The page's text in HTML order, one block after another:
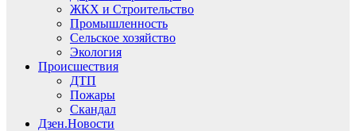
ЖКХ и Строительство
Промышленность
Сельское хозяйство
Экология
Происшествия
ДТП
Пожары
Скандал
Дзен.Новости